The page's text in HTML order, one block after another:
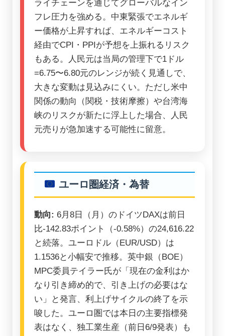
ライチェーンを通じてグローバルなイン
フレ圧力を強める。中東緊張でエネルギ
ー価格が上昇すれば、エネルギーコスト
経由でCPI・PPIが予想を上振れるリスク
もある。人民元は当局の管理下で1ドル
=6.75〜6.80元のレンジが続く見通しで、
大きな変動は見込みにくい。ただし米中
関係の動向（関税・技術摩擦）や台湾海
峡のリスクが新たに浮上した場合、人民
元売りが急加速する可能性に留意。
ユーロ圏経済・為替
動向: 6月8日（月）のドイツDAXは前日
比-142.83ポイント（-0.58%）の24,616.22
と続落。ユーロドル（EUR/USD）は
1.1536と小幅安で推移。英中銀（BOE）
MPC委員テイラー氏が「現在の金利はか
なり引き締め的で、引き上げの必要はな
い」と発言、利上げサイクルの終了を示
唆した。ユーロ圏では本日の主要指標発
表はなく、独工業生産（前日6/9発表）も